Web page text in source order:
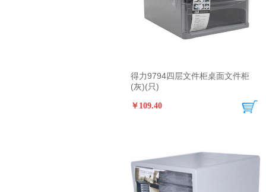
得力9794四层文件柜桌面文件柜
(灰)(只)
￥109.40